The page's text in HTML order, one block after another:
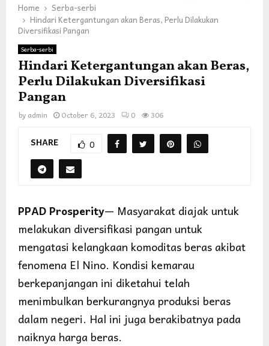
Home
Serba-serbi
Hindari Ketergantungan akan Beras, Perlu Dilakukan
Diversifikasi Pangan
Serba-serbi
Hindari Ketergantungan akan Beras,
Perlu Dilakukan Diversifikasi
Pangan
by admin October 6, 2023 0 306
SHARE 0
PPAD Prosperity— Masyarakat diajak untuk
melakukan diversifikasi pangan untuk
mengatasi kelangkaan komoditas beras akibat
fenomena El Nino. Kondisi kemarau
berkepanjangan ini diketahui telah
menimbulkan berkurangnya produksi beras
dalam negeri. Hal ini juga berakibatnya pada
naiknya harga beras.